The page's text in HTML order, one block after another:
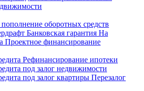
оборотных средств
Банковская гарантия На
Проектное финансирование
Рефинансирование ипотеки
под залог недвижимости
под залог квартиры Перезалог